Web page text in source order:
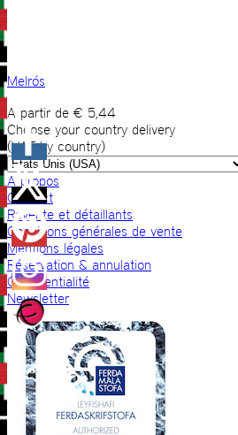
Melrós
A partir de € 5,44
Choose your country delivery
(VAT by country)
A propos
Contact
Revente et détaillants
Conditions générales de vente
Mentions légales
Réservation & annulation
Confidentialité
Newsletter